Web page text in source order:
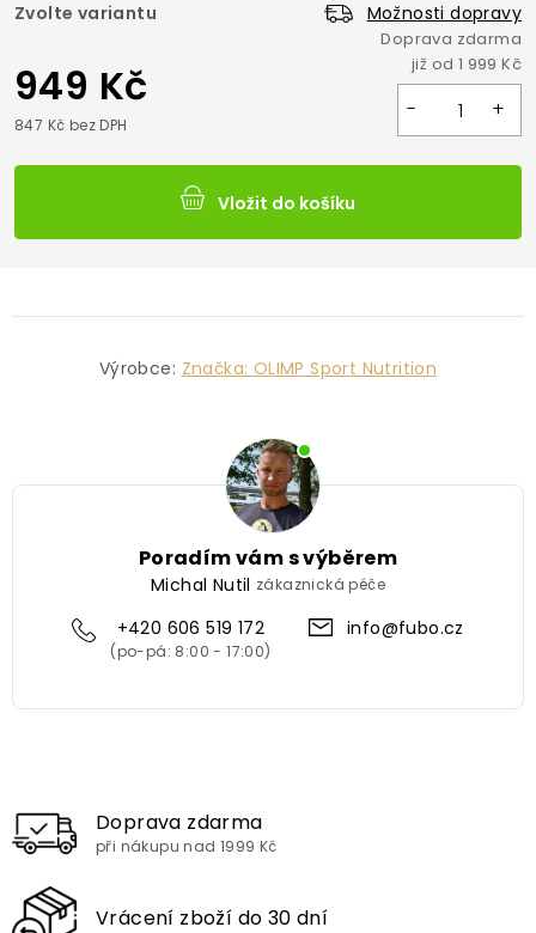
Zvolte variantu Možnosti dopravy
949 Kč
847 Kč bez DPH
Vložit do košíku
Výrobce: Značka: OLIMP Sport Nutrition
Poradím vám s výběrem
Michal Nutil zákaznická péče
+420 606 519 172 info@fubo.cz
Doprava zdarma
při nákupu nad 1999 Kč
Vrácení zboží do 30 dní